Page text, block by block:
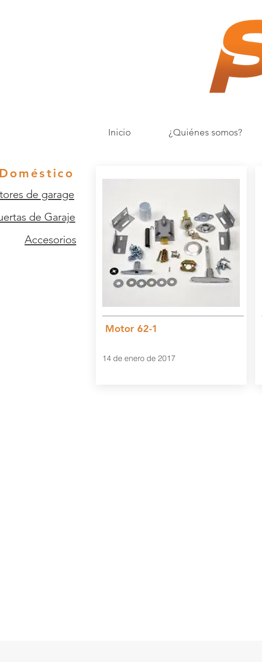
Inicio ¿Quiénes somos?
de garage
de Garaje
Accesorios
Motor 62-1
14 de enero de 2017